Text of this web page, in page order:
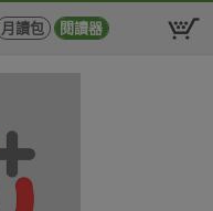
月讀包 閱讀器